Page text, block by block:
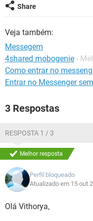
OUTLOOK
GUIA DE COMPRAS
Share
Veja também:
Messegem
4shared mobogenie -
Como entrar no
Entrar no Messenger
3 Respostas
RESPOSTA 1 / 3
Melhor resposta
Perfil bloqueado
Atualizado em 15 out
Olá Vithorya,